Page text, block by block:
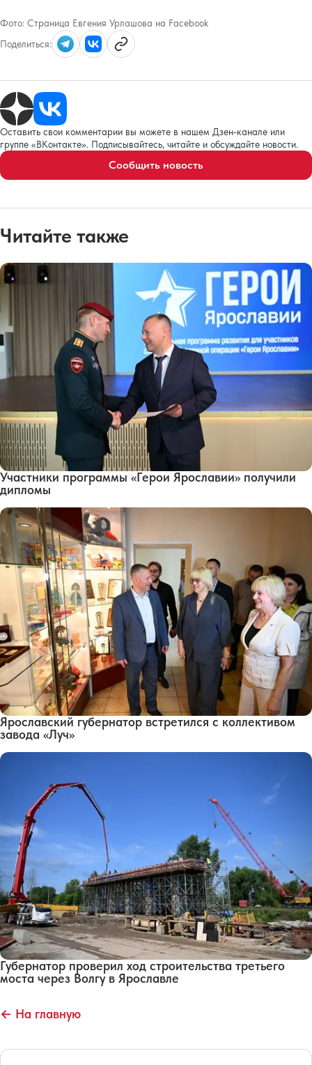
Фото: Страница Евгения Урлашова на Facebook
Поделиться:
Оставить свои комментарии вы можете в нашем Дзен-канале или
группе «ВКонтакте». Подписывайтесь, читайте и обсуждайте новости.
Сообщить новость
Читайте также
Участники программы «Герои Ярославии» получили
дипломы
Ярославский губернатор встретился с коллективом
завода «Луч»
Губернатор проверил ход строительства третьего
моста через Волгу в Ярославле
← На главную